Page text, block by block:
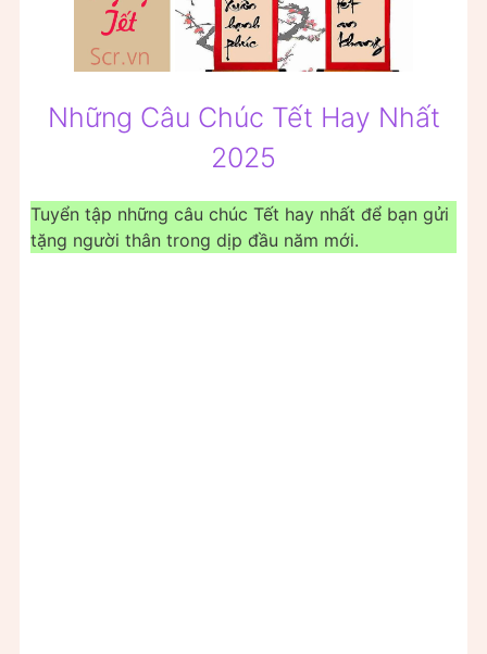
Những Câu Chúc Tết Hay Nhất
2025
Tuyển tập những câu chúc Tết hay nhất để bạn gửi
tặng người thân trong dịp đầu năm mới.